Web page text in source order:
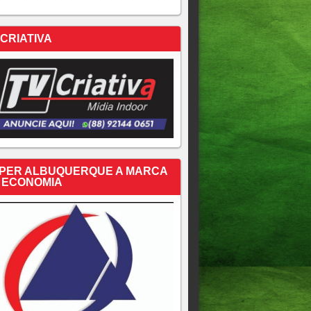
ALBUQUERQUE A MARCA
ECONOMIA